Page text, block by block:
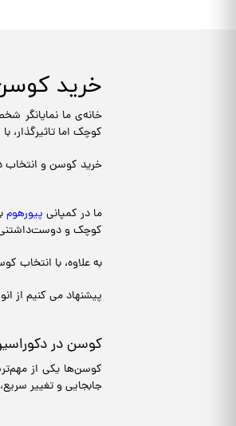
خرید
خانه‌ی ما نمایانگر
کوچک اما تاثیرگذار،
خرید کوسن و انتخاب
ما در کمپانی پیورهوم
کوچک و دوست‌داشتنی
به علاوه، با انتخاب
پیشنهاد می کنیم از
کوسن در
کوسن‌ها یکی از
جابجایی و تغییر